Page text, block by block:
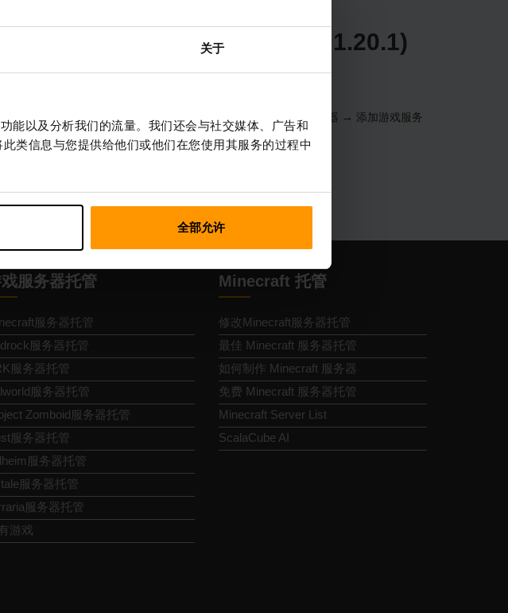
关于
能以及分析我们的流量。我们还会与社交媒体、广告和
类信息与您提供给他们或他们在您使用其服务的过程中
全部允许
Minecraft Forge 47.1.43 (MC 1.20.1)
安装%%游戏%%服务器 （服务器 → 选择您的服务器 → 游戏服务器 → 添加游戏服务
(MC 1.20.1)）
上玩的乐趣!
服务器托管
服务器托管
服务器托管
服务器托管
服务器托管
Zomboid服务器托管
服务器托管
服务器托管
服务器托管
服务器托管
游戏
Minecraft 托管
修改Minecraft服务器托管
最佳 Minecraft 服务器托管
如何制作 Minecraft 服务器
免费 Minecraft 服务器托管
Minecraft Server List
ScalaCube AI